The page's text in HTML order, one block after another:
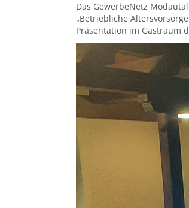
Das GewerbeNetz
„Betriebliche
Präsentation im Gastraum